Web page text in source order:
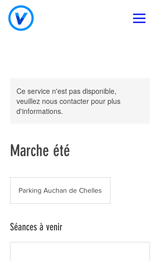
Ce service n'est pas disponible,
veuillez nous contacter pour plus
d'informations.
Marche été
Parking Auchan de Chelles
Séances à venir